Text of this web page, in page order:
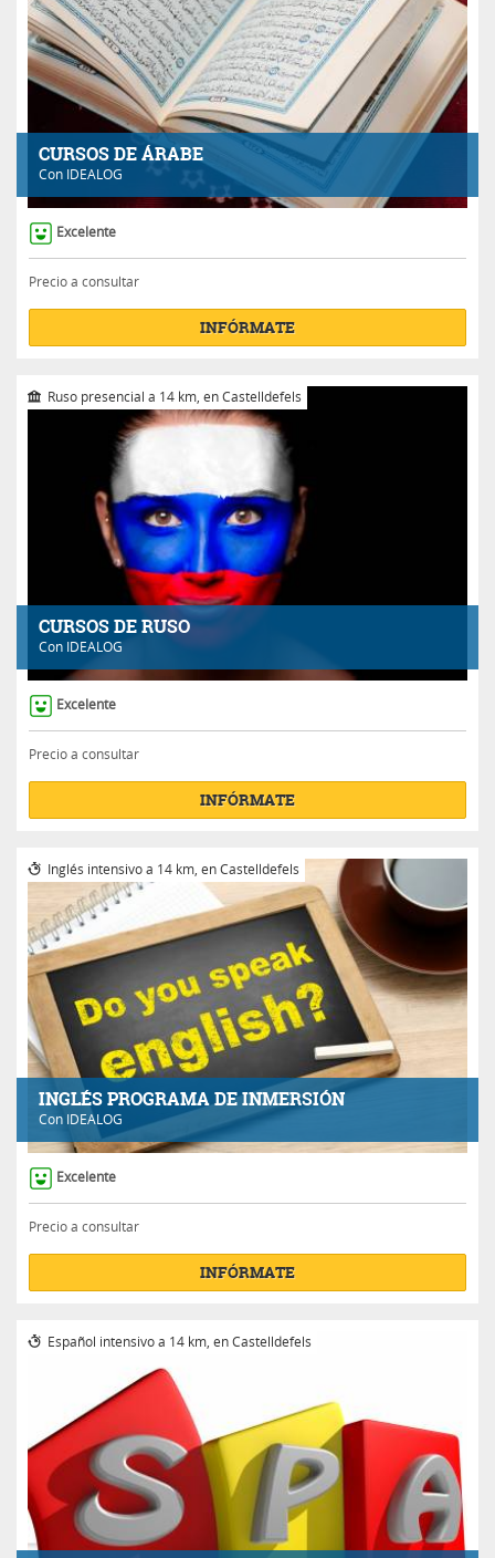
CURSOS DE ÁRABE
Con IDEALOG
Excelente
Precio a consultar
INFÓRMATE
CURSOS DE RUSO
Con IDEALOG
Ruso presencial a 14 km, en Castelldefels
Excelente
Precio a consultar
INFÓRMATE
INGLÉS PROGRAMA DE INMERSIÓN
Con IDEALOG
Inglés intensivo a 14 km, en Castelldefels
Excelente
Precio a consultar
INFÓRMATE
Español intensivo a 14 km, en Castelldefels